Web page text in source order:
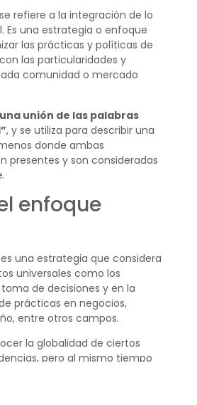
refiere a la integración de lo
Es una estrategia o enfoque
las prácticas y políticas de
las particularidades y
comunidad o mercado
unión de las palabras
, y se utiliza para describir una
donde ambas
presentes y son consideradas
enfoque
una estrategia que considera
universales como los
de decisiones y en la
prácticas en negocios,
entre otros campos.
la globalidad de ciertos
pero al mismo tiempo